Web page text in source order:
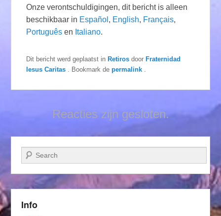
Onze verontschuldigingen, dit bericht is alleen
beschikbaar in Español , English, Français,
Português en Italiano.
Dit bericht werd geplaatst inRetiros doorFraternidad
Iesus Caritas
. Bookmark depermalink
Reacties zijn gesloten.
Zoeken
Info